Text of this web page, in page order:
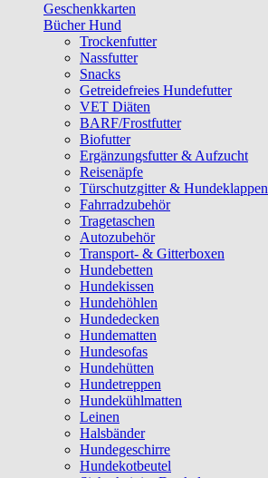
Geschenkkarten
Bücher Hund
Trockenfutter
Nassfutter
Snacks
Getreidefreies Hundefutter
VET Diäten
BARF/Frostfutter
Biofutter
Ergänzungsfutter & Aufzucht
Reisenäpfe
Türschutzgitter & Hundeklappen
Fahrradzubehör
Tragetaschen
Autozubehör
Transport- & Gitterboxen
Hundebetten
Hundekissen
Hundehöhlen
Hundedecken
Hundematten
Hundesofas
Hundehütten
Hundetreppen
Hundekühlmatten
Leinen
Halsbänder
Hundegeschirre
Hundekotbeutel